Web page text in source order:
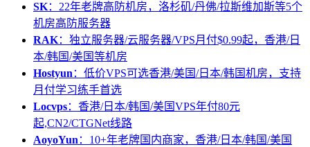
SK：22年老牌高防机房，洛杉矶/丹佛/拉斯维加斯等5个
机房高防服务器
RAK：独立服务器/云服务器/VPS月付$0.99起，香港/日
本/韩国/美国等机房
Hostyun ：低价VPS可选香港/美国/日本/韩国机房，支持
月付学习练手首选
Locvps：香港/日本/韩国/美国VPS年付80元
起,CN2/CTGNet线路
AoyoYun ：10+年老牌国内商家，香港/日本/韩国/美国